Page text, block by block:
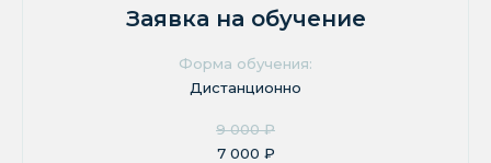
Заявка на обучение
Форма обучения:
Дистанционно
9 000 ₽
7 000 ₽